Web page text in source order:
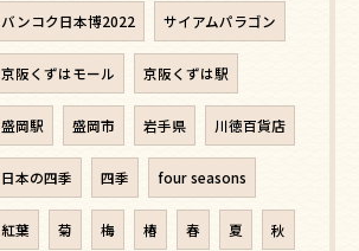
バンコク日本博2022 サイアムパラゴン
京阪くずはモール 京阪くずは駅
盛岡駅 盛岡市 岩手県 川徳百貨店
日本の四季 四季 four seasons
紅葉 菊 梅 椿 春 夏 秋